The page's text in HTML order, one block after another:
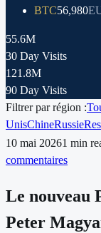
BTC56,980
55.6M
30 Day Visits
121.8M
90 Day Visits
Filtrer par région :
UnisChineRussie
10 mai 20261 min
commentaires
Le nouveau
Peter